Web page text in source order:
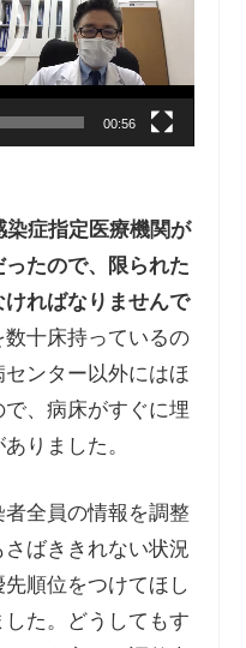
00:56
染症指定医療機関が
たので、限られた
ればなりませんで
十床持っているの
ンター以外にはほ
、病床がすぐに埋
りました。
全員の情報を調整
ばききれない状況
順位をつけてほし
た。どうしてもす